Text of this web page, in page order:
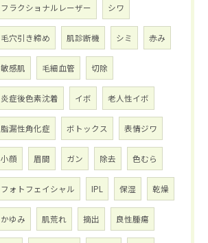
フラクショナルレーザー シワ
毛穴引き締め 肌診断機 シミ 赤み
敏感肌 毛細血管 切除
炎症後色素沈着 イボ 老人性イボ
脂漏性角化症 ボトックス 表情ジワ
小顔 眉間 ガン 除去 色むら
フォトフェイシャル IPL 保湿 乾燥
かゆみ 肌荒れ 摘出 良性腫瘍